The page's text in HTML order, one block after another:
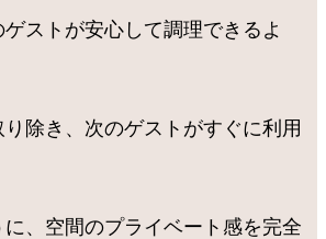
ストが安心して調理できるよ
除き、次のゲストがすぐに利用
、空間のプライベート感を完全